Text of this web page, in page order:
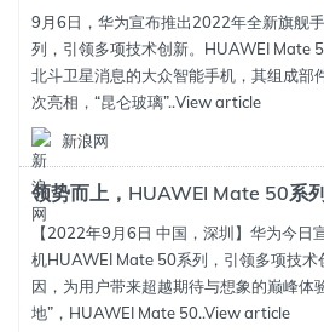
9月6日，华为宣布推出2022年全新旗舰
列，引领多项技术创新。HUAWEI Mate
北斗卫星消息的大众智能手机，其组成部
次亮相，“昆仑玻璃”..View article
新浪网
领势而上，HUAWEI Mate 50系
【2022年9月6日 中国，深圳】华为今
机HUAWEI Mate 50系列，引领多项技
因，为用户带来超越期待与想象的巅峰体
地”，HUAWEI Mate 50..View article